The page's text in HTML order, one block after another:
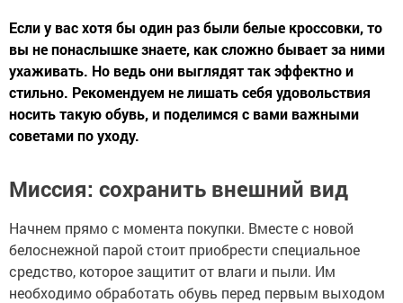
Если у вас хотя бы один раз были белые кроссовки, то
вы не понаслышке знаете, как сложно бывает за ними
ухаживать. Но ведь они выглядят так эффектно и
стильно. Рекомендуем не лишать себя удовольствия
носить такую обувь, и поделимся с вами важными
советами по уходу.
Миссия: сохранить внешний вид
Начнем прямо с момента покупки. Вместе с новой
белоснежной парой стоит приобрести специальное
средство, которое защитит от влаги и пыли. Им
необходимо обработать обувь перед первым выходом